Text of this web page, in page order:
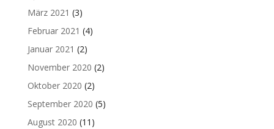
März 2021 (3)
Februar 2021 (4)
Januar 2021 (2)
November 2020 (2)
Oktober 2020 (2)
September 2020 (5)
August 2020 (11)